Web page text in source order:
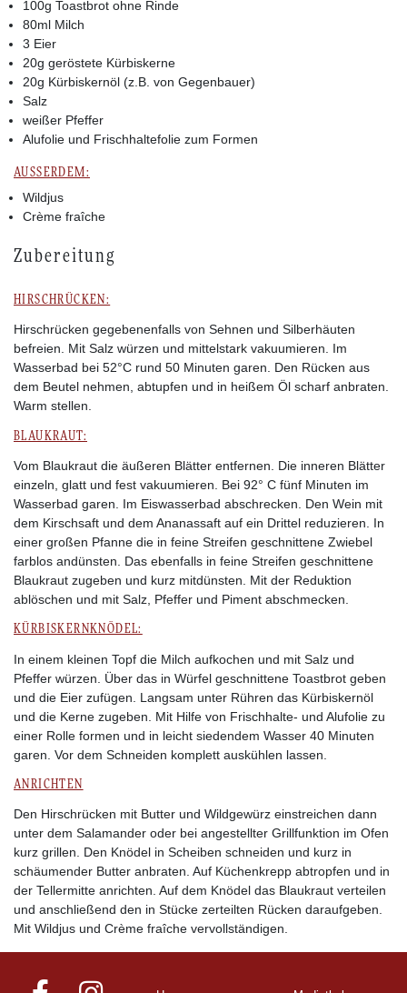
100g Toastbrot ohne Rinde
80ml Milch
3 Eier
20g geröstete Kürbiskerne
20g Kürbiskernöl (z.B. von Gegenbauer)
Salz
weißer Pfeffer
Alufolie und Frischhaltefolie zum Formen
AUSSERDEM:
Wildjus
Crème fraîche
Zubereitung
HIRSCHRÜCKEN:
Hirschrücken gegebenenfalls von Sehnen und Silberhäuten
befreien. Mit Salz würzen und mittelstark vakuumieren. Im
Wasserbad bei 52°C rund 50 Minuten garen. Den Rücken aus
dem Beutel nehmen, abtupfen und in heißem Öl scharf anbraten.
Warm stellen.
BLAUKRAUT:
Vom Blaukraut die äußeren Blätter entfernen. Die inneren Blätter
einzeln, glatt und fest vakuumieren. Bei 92° C fünf Minuten im
Wasserbad garen. Im Eiswasserbad abschrecken. Den Wein mit
dem Kirschsaft und dem Ananassaft auf ein Drittel reduzieren. In
einer großen Pfanne die in feine Streifen geschnittene Zwiebel
farblos andünsten. Das ebenfalls in feine Streifen geschnittene
Blaukraut zugeben und kurz mitdünsten. Mit der Reduktion
ablöschen und mit Salz, Pfeffer und Piment abschmecken.
KÜRBISKERNKNÖDEL:
In einem kleinen Topf die Milch aufkochen und mit Salz und
Pfeffer würzen. Über das in Würfel geschnittene Toastbrot geben
und die Eier zufügen. Langsam unter Rühren das Kürbiskernöl
und die Kerne zugeben. Mit Hilfe von Frischhalte- und Alufolie zu
einer Rolle formen und in leicht siedendem Wasser 40 Minuten
garen. Vor dem Schneiden komplett auskühlen lassen.
ANRICHTEN
Den Hirschrücken mit Butter und Wildgewürz einstreichen dann
unter dem Salamander oder bei angestellter Grillfunktion im Ofen
kurz grillen. Den Knödel in Scheiben schneiden und kurz in
schäumender Butter anbraten. Auf Küchenkrepp abtropfen und in
der Tellermitte anrichten. Auf dem Knödel das Blaukraut verteilen
und anschließend den in Stücke zerteilten Rücken daraufgeben.
Mit Wildjus und Crème fraîche vervollständigen.